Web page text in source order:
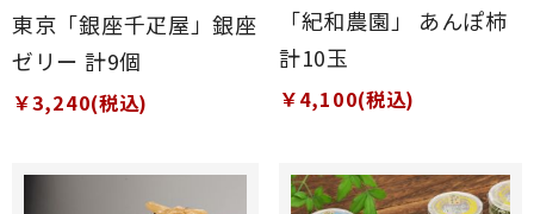
東京「銀座千疋屋」銀座
ゼリー 計9個
￥3,240(税込)
「紀和農園」 あんぽ柿
計10玉
￥4,100(税込)